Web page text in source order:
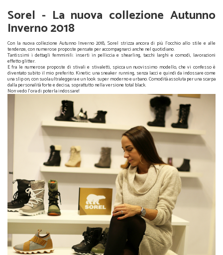
Sorel - La nuova collezione Autunno
Inverno 2018
Con la nuova collezione Autunno Inverno 2018, Sorel strizza ancora di più l'occhio allo stile e alle
tendenze, con numerose proposte pensate per accompagnarci anche nel quotidiano.
Tantissimi i dettagli femminili: inserti in pelliccia e shearling, tacchi larghi e comodi, lavorazioni
effetto glitter.
E fra le numerose proposte di stivali e stivaletti, spicca un nuovissimo modello, che vi confesso è
diventato subito il mio preferito. Kinetic: una sneaker running, senza lacci e quindi da indossare come
una slip on, con suola ultraleggera e un look super moderno e urbano. Comodità assoluta per una scarpa
dalla personalità forte e decisa, soprattutto nella versione total black.
Non vedo l'ora di poterla indossare!